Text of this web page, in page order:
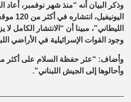
وذكر البيان أنه “منذ شهر نوفمبر، أعاد
الليطاني”، مبينا أن “الانتشار الكامل
وجود القوات الإسرائيلية في الأراضي
وأحالوها إلى الجيش اللبناني”.